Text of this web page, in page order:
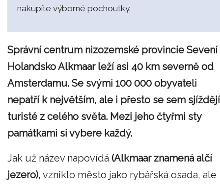
nakupíte výborné pochoutky.
Správní centrum nizozemské provincie Sevení
Holandsko Alkmaar leží asi 40 km severně od
Amsterdamu. Se svými 100 000 obyvateli
nepatří k největším, ale i přesto se sem sjíždějí
turisté z celého světa. Mezi jeho čtyřmi sty
památkami si vybere každý.
Jak už název napovídá (Alkmaar znamená alčí
jezero), vzniklo město jako rybářská osada, ale